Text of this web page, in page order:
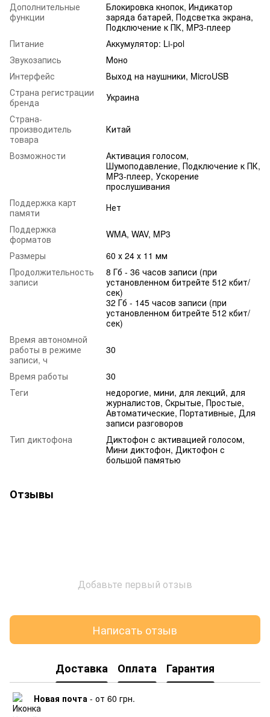
Дополнительные
функции
Блокировка кнопок, Индикатор
заряда батарей, Подсветка экрана,
Подключение к ПК, MP3-плеер
Питание
Аккумулятор: Li-pol
Звукозапись
Моно
Интерфейс
Выход на наушники, MicroUSB
Страна регистрации
бренда
Украина
Страна-
производитель
товара
Китай
Возможности
Активация голосом,
Шумоподавление, Подключение к ПК,
MP3-плеер, Ускорение
прослушивания
Поддержка карт
памяти
Нет
Поддержка
форматов
WMA, WAV, MP3
Размеры
60 х 24 х 11 мм
Продолжительность
записи
8 Гб - 36 часов записи (при
установленном битрейте 512 кбит/
сек)
32 Гб - 145 часов записи (при
установленном битрейте 512 кбит/
сек)
Время автономной
работы в режиме
записи, ч
30
Время работы
30
Теги
недорогие, мини, для лекций, для
журналистов, Скрытые, Простые,
Автоматические, Портативные, Для
записи разговоров
Тип диктофона
Диктофон с активацией голосом,
Мини диктофон, Диктофон с
большой памятью
Отзывы
Добавьте первый отзыв
Написать отзыв
Доставка Оплата Гарантия
Новая почта - от 60 грн.